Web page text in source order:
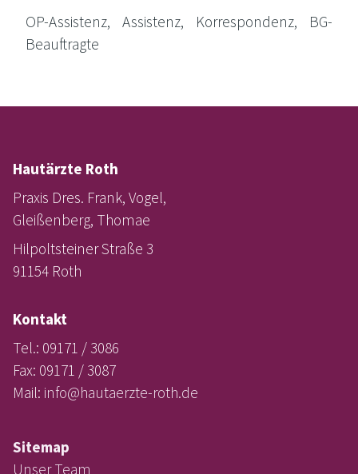
OP-Assis­tenz, Assis­tenz, Kor­re­spon­denz, BG-
Beauftragte
Hautärzte Roth
Praxis Dres. Frank, Vogel,
Gleißenberg, Thomae
Hilpoltsteiner Straße 3
91154 Roth
Kontakt
Tel.: 09171 / 3086
Fax: 09171 / 3087
Mail: info@hautaerzte-roth.de
Sitemap
Unser Team